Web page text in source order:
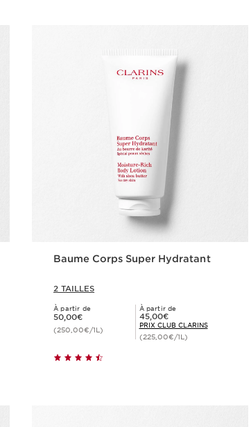
Baume Corps Super Hydratant
2 TAILLES
À partir de
Nouveau prix 50,00€
50,00€
(250,00€/1L)
À partir de
Prix Club Clarins 45,00€
45,00€
PRIX CLUB CLARINS
(225,00€/1L)